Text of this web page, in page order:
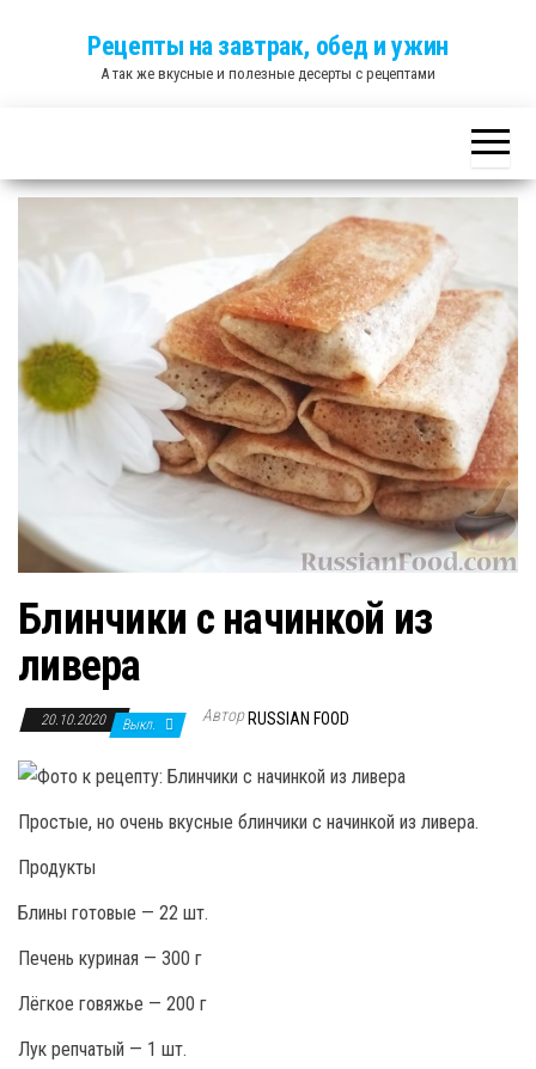
Рецепты на завтрак, обед и ужин
А так же вкусные и полезные десерты с рецептами
Блинчики с начинкой из
ливера
20.10.2020 Выкл. Автор RUSSIAN FOOD
Простые, но очень вкусные блинчики с начинкой из ливера.
Продукты
Блины готовые — 22 шт.
Печень куриная — 300 г
Лёгкое говяжье — 200 г
Лук репчатый — 1 шт.